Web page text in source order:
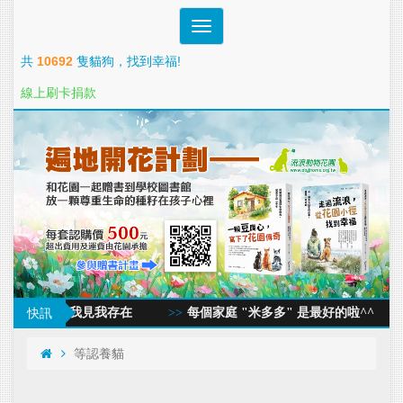
Toggle
navigation
共 10692 隻貓狗，找到幸福!
線上刷卡捐款
快訊
思我見我存在 每個家庭 "米多多" 是最好的啦^^ 回
等認養貓